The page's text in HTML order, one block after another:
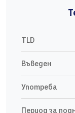
TLD
Въведен
Употреба
Период за